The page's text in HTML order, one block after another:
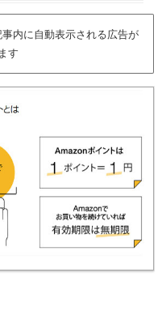
内に自動表示される広告が
す